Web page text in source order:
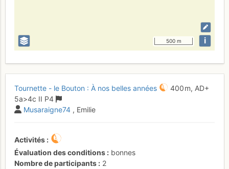
500 m i
Tournette - le Bouton : À nos belles années 400 m, AD+
5a>4c II P4
Musaraigne74 , Emilie
Activités
Évaluation des conditions
bonnes
Nombre de participants
2